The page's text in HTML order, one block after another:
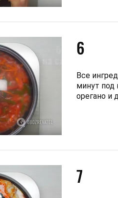
6
Все
минут
орегано и
7